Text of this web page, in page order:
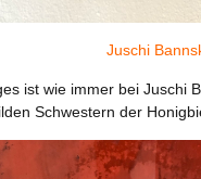
Juschi
ist wie immer bei Juschi
Schwestern der